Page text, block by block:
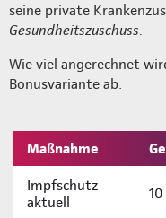
seine private
Gesundheitszuschuss
Wie viel angerechnet
Bonusvariante ab:
Maßnahme
Impfschutz
aktuell